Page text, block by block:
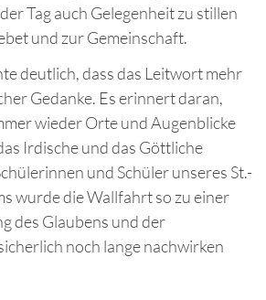
Tag auch Gelegenheit zu stillen
und zur Gemeinschaft.
deutlich, dass das Leitwort mehr
Gedanke. Es erinnert daran,
wieder Orte und Augenblicke
Irdische und das Göttliche
und Schüler unseres St.-
wurde die Wallfahrt so zu einer
des Glaubens und der
noch lange nachwirken